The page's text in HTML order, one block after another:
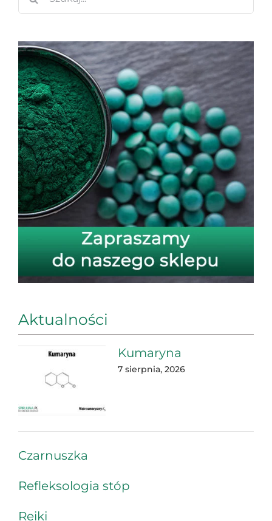
Aktualności
Kumaryna
7 sierpnia, 2026
Czarnuszka
Refleksologia stóp
Reiki